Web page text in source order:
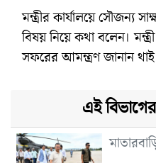
মন্ত্রীর কার্যালয়ে সৌজন্য
বিষয় নিয়ে কথা বলেন।
সফরের আমন্ত্রণ জানান থাই
এই